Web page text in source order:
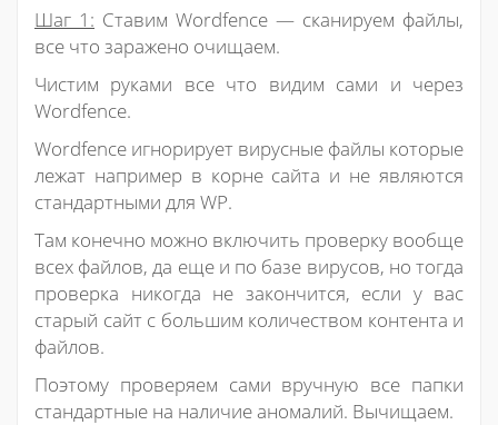
Шаг 1: Ставим Wordfence — сканируем файлы,
все что заражено очищаем.
Чистим руками все что видим сами и через
Wordfence.
Wordfence игнорирует вирусные файлы которые
лежат например в корне сайта и не являются
стандартными для WP.
Там конечно можно включить проверку вообще
всех файлов, да еще и по базе вирусов, но тогда
проверка никогда не закончится, если у вас
старый сайт с большим количеством контента и
файлов.
Поэтому проверяем сами вручную все папки
стандартные на наличие аномалий. Вычищаем.